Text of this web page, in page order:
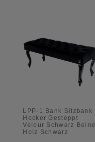
LPP-1 Bank Sitzbank
Hocker Gesteppt
Velour Schwarz Beine
Holz Schwarz